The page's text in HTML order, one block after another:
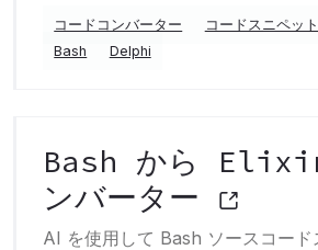
コードコンバーター コードスニペット
Bash
Delphi
Bash から
ンバーター
AI を使用して Bash ソースコード